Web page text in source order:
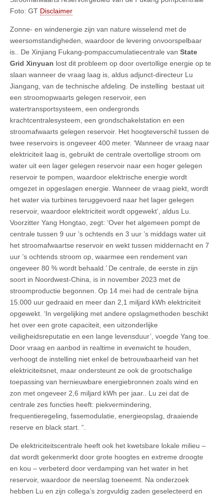
Foto: GT Disclaimer
Zonne- en windenergie zijn van nature wisselend met de
weersomstandigheden, waardoor de levering onvoorspelbaar
is.. De Xinjiang Fukang-pompaccumulatiecentrale van State
Grid Xinyuan lost dit probleem op door overtollige energie op te
slaan wanneer de vraag laag is, aldus adjunct-directeur Lu
Jiangang, van de technische afdeling. De instelling bestaat uit
een stroomopwaarts gelegen reservoir, een
watertransportsysteem, een ondergronds
krachtcentralesysteem, een grondschakelstation en een
stroomafwaarts gelegen reservoir. Het hoogteverschil tussen de
twee reservoirs is ongeveer 400 meter. ‘Wanneer de vraag naar
elektriciteit laag is, gebruikt de centrale overtollige stroom om
water uit een lager gelegen reservoir naar een hoger gelegen
reservoir te pompen, waardoor elektrische energie wordt
omgezet in opgeslagen energie. Wanneer de vraag piekt, wordt
het water via turbines teruggevoerd naar het lager gelegen
reservoir, waardoor elektriciteit wordt opgewekt’, aldus Lu.
Voorzitter Yang Hongtao, zegt: ‘Over het algemeen pompt de
centrale tussen 9 uur ’s ochtends en 3 uur ’s middags water uit
het stroomafwaartse reservoir en wekt tussen middernacht en 7
uur ’s ochtends stroom op, waarmee een rendement van
ongeveer 80 % wordt behaald.’ De centrale, de eerste in zijn
soort in Noordwest-China, is in november 2023 met de
stroomproductie begonnen. Op 14 mei had de centrale bijna
15.000 uur gedraaid en meer dan 2,1 miljard kWh elektriciteit
opgewekt. ‘In vergelijking met andere opslagmethoden beschikt
het over een grote capaciteit, een uitzonderlijke
veiligheidsreputatie en een lange levensduur’, voegde Yang toe.
Door vraag en aanbod in realtime in evenwicht te houden,
verhoogt de instelling niet enkel de betrouwbaarheid van het
elektriciteitsnet, maar ondersteunt ze ook de grootschalige
toepassing van hernieuwbare energiebronnen zoals wind en
zon met ongeveer 2,6 miljard kWh per jaar.. Lu zei dat de
centrale zes functies heeft: piekvermindering,
frequentieregeling, fasemodulatie, energieopslag, draaiende
reserve en black start. “.
De elektriciteitscentrale heeft ook het kwetsbare lokale milieu –
dat wordt gekenmerkt door grote hoogtes en extreme droogte
en kou – verbeterd door verdamping van het water in het
reservoir, waardoor de neerslag toeneemt. Na onderzoek
hebben Lu en zijn collega’s zorgvuldig zaden geselecteerd en